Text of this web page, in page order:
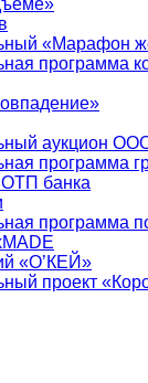
«Марафон
программа
аукцион
программа
банка
программа
«О’КЕЙ»
проект